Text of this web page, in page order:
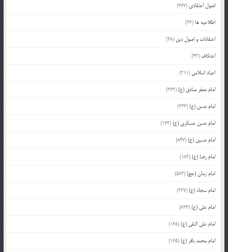
اصول اعتقادی (777)
اطلاعیه ها (26)
اعتقادات و اصول دین (28)
اعتکاف (43)
اعیاد اسلامی (211)
امام جعفر صادق (ع)(372)
امام حسن (ع)(233)
امام حسن عسکری (ع)(172)
امام حسین (ع)(847)
امام رضا (ع)(182)
امام زمان (عج)(583)
امام سجاد (ع)(227)
امام علی (ع)(894)
امام علی النقی (ع)(165)
امام محمد باقر (ع)(165)